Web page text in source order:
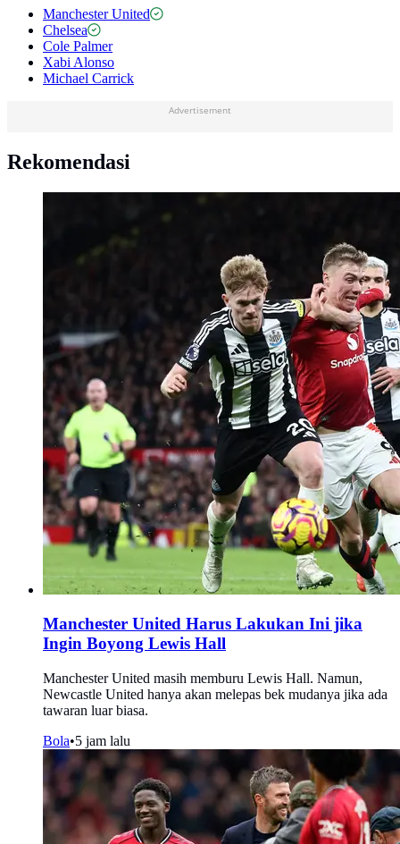
Manchester United
Chelsea
Cole Palmer
Xabi Alonso
Michael Carrick
Advertisement
Rekomendasi
Manchester United Harus Lakukan Ini jika
Ingin Boyong Lewis Hall
Manchester United masih memburu Lewis Hall. Namun,
Newcastle United hanya akan melepas bek mudanya jika ada
tawaran luar biasa.
Bola•5 jam lalu